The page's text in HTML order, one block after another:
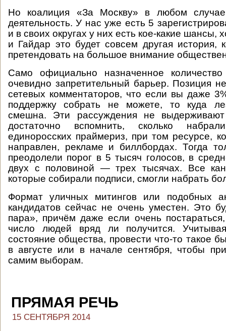
Но коалиция «За Москву» в любом
деятельность. У нас уже есть 5
и в своих округах у них есть кое-какие шансы,
и Гайдар это будет совсем другая история,
претендовать на большое внимание
Само официально назначенное
очевидно запретительный барьер. Позиция
сетевых комментаторов, что если вы даже
поддержку собрать не можете, то куда
смешна. Эти рассуждения не выдерживают
достаточно вспомнить, сколько
единоросских праймериз, при том ресурсе,
направлен, рекламе и биллбордах. Тогда
преодолели порог в 5 тысяч голосов, в
двух с половиной — трех тысячах. Все
которые собирали подписи, смогли набрать
Формат уличных митингов или подобных
кандидатов сейчас не очень уместен. Это
пара», причём даже если очень
число людей вряд ли получится.
состояние общества, провести что-то такое
в августе или в начале сентября, чтобы
самим выборам.
ПРЯМАЯ РЕЧЬ
15 СЕНТЯБРЯ 2014